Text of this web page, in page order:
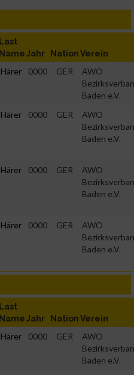
Last
NameJahr NationVerein
Härer 0000 GER
AWO
Baden e.V.
Härer 0000 GER
AWO
Baden e.V.
Härer 0000 GER
AWO
Baden e.V.
Härer 0000 GER
AWO
Baden e.V.
Last
NameJahr NationVerein
Härer 0000 GER
AWO
Baden e.V.